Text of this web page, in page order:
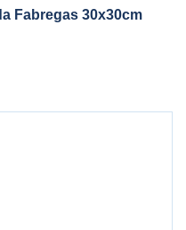
Fabregas 30x30cm